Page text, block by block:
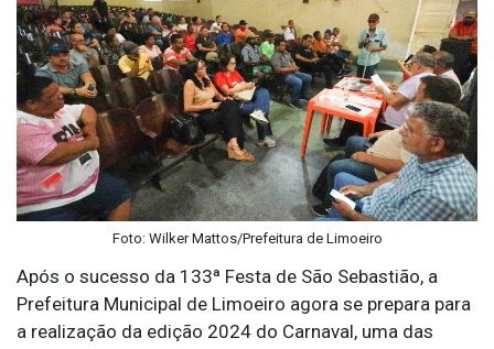
Foto: Wilker Mattos/Prefeitura de Limoeiro
Após o sucesso da 133ª Festa de São Sebastião, a
Prefeitura Municipal de Limoeiro agora se prepara para
a realização da edição 2024 do Carnaval, uma das